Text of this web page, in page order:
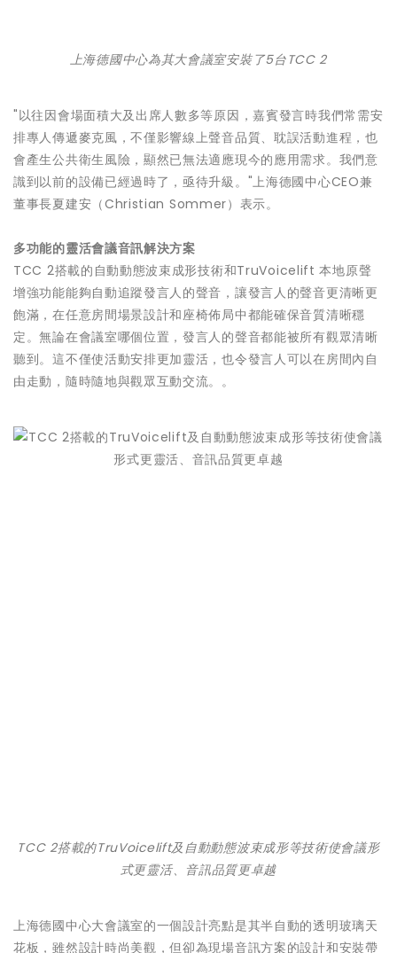
上海德國中心為其大會議室安裝了5台TCC 2
"以往因會場面積大及出席人數多等原因，嘉賓發言時我們常需安
排專人傳遞麥克風，不僅影響線上聲音品質、耽誤活動進程，也
會產生公共衛生風險，顯然已無法適應現今的應用需求。我們意
識到以前的設備已經過時了，亟待升級。"上海德國中心CEO兼
董事長夏建安（Christian Sommer）表示。
多功能的靈活會議音訊解決方案
TCC 2搭載的自動動態波束成形技術和TruVoicelift 本地原聲
增強功能能夠自動追蹤發言人的聲音，讓發言人的聲音更清晰更
飽滿，在任意房間場景設計和座椅佈局中都能確保音質清晰穩
定。無論在會議室哪個位置，發言人的聲音都能被所有觀眾清晰
聽到。這不僅使活動安排更加靈活，也令發言人可以在房間內自
由走動，隨時隨地與觀眾互動交流。。
TCC 2搭載的TruVoicelift及自動動態波束成形等技術使會議形
式更靈活、音訊品質更卓越
上海德國中心大會議室的一個設計亮點是其半自動的透明玻璃天
花板，雖然設計時尚美觀，但卻為現場音訊方案的設計和安裝帶